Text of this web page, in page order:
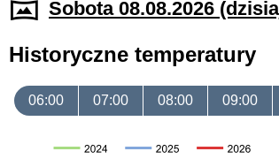
Sobota 08.08.2026
Historyczne temperatury
06:00 07:00 08:00 09:00